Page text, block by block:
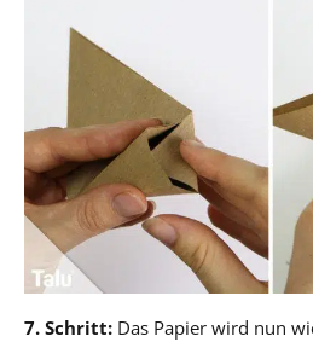
7. Schritt: Das Papier wird nun